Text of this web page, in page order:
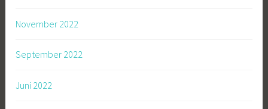
November 2022
September 2022
Juni 2022